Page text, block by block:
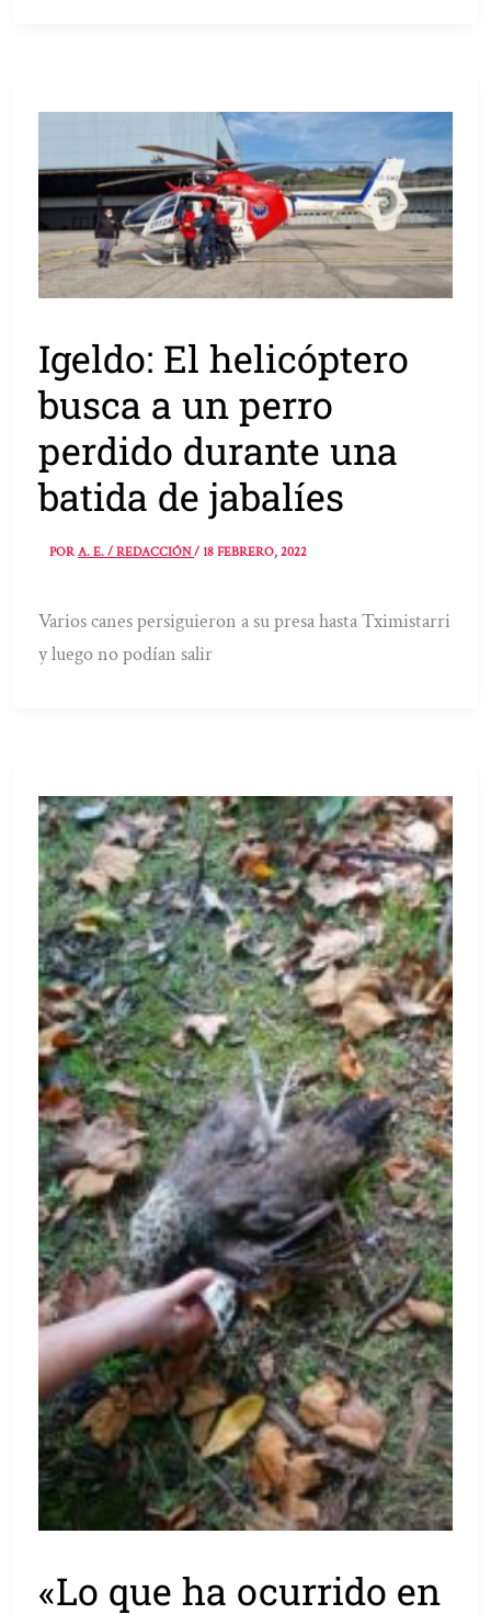
Igeldo: El helicóptero
busca a un perro
perdido durante una
batida de jabalíes
PORA. E. / REDACCIÓN/18 FEBRERO, 2022
Varios canes persiguieron a su presa hasta Tximistarri
y luego no podían salir
«Lo que ha ocurrido en